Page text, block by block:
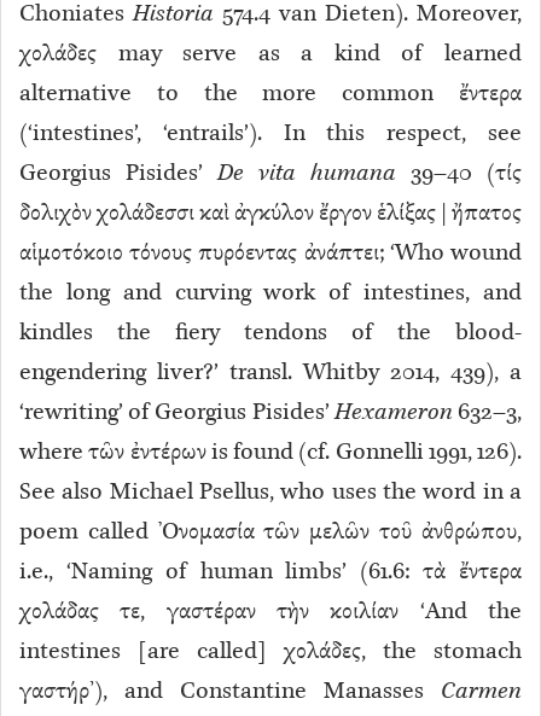
ChoniatesHistoria 574.4 van Dieten). Moreover,
χολάδες may serve as a kind of learned
alternative to the more common ἔντερα
(‘intestines’, ‘entrails’). In this respect, see
Georgius Pisides’De vita humana 39–40 (τίς
δολιχὸν χολάδεσσι καὶ ἀγκύλον ἔργον ἑλίξας | ἤπατος
αἱμοτόκοιο τόνους πυρόεντας ἀνάπτει; ‘Who wound
the long and curving work of intestines, and
kindles the fiery tendons of the blood-
engendering liver?’ transl. Whitby 2014, 439), a
‘rewriting’ of Georgius Pisides’Hexameron 632–3,
where τῶν ἐντέρων is found (cf. Gonnelli 1991, 126).
See also Michael Psellus, who uses the word in a
poem called Ὀνομασία τῶν μελῶν τοῦ ἀνθρώπου,
i.e., ‘Naming of human limbs’ (61.6: τὰ ἔντερα
χολάδας τε, γαστέραν τὴν κοιλίαν ‘And the
intestines [are called] χολάδες, the stomach
γαστήρ’), and Constantine Manasses Carmen